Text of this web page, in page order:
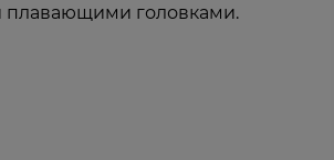
плавающими головками.